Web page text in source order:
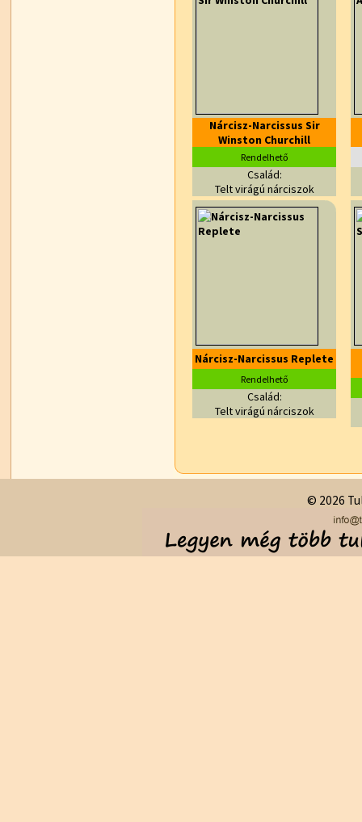
Nárcisz-Narcissus Sir
Winston Churchill
Rendelhető
Család:
Telt virágú nárciszok
Nárcisz-Narcissus Replete
Rendelhető
Család:
Telt virágú nárciszok
© 2026